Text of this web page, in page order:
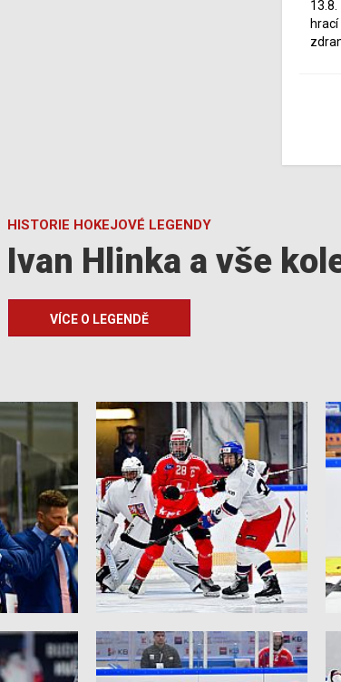
HISTORIE HOKEJOVÉ LEGENDY
Ivan Hlinka a vše
VÍCE O LEGENDĚ